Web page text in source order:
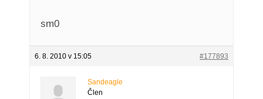
sm0
6. 8. 2010 v 15:05 #177893
Sandeagle
Člen